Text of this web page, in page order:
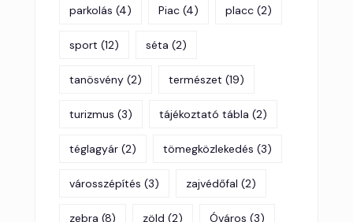
parkolás (4) Piac (4) placc (2)
sport (12) séta (2)
tanösvény (2) természet (19)
turizmus (3) tájékoztató tábla (2)
téglagyár (2) tömegközlekedés (3)
városszépítés (3) zajvédőfal (2)
zebra (8) zöld (2) Óváros (3)